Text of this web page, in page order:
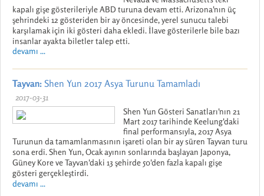
kapalı gişe gösterileriyle ABD turuna devam etti. Arizona'nın üç
şehrindeki 12 gösteriden bir ay öncesinde, yerel sunucu talebi
karşılamak için iki gösteri daha ekledi. İlave gösterilerle bile bazı
insanlar ayakta biletler talep etti.
devamı ...
Tayvan: Shen Yun 2017 Asya Turunu Tamamladı
2017-03-31
Shen Yun Gösteri Sanatları'nın 21
Mart 2017 tarihinde Keelung'daki
final performansıyla, 2017 Asya
Turunun da tamamlanmasının işareti olan bir ay süren Tayvan turu
sona erdi. Shen Yun, Ocak ayının sonlarında başlayan Japonya,
Güney Kore ve Tayvan'daki 13 şehirde 50'den fazla kapalı gişe
gösteri gerçekleştirdi.
devamı ...